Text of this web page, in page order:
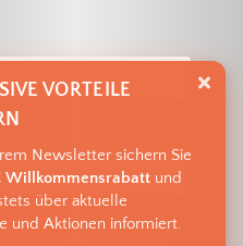
VORTEILE
Newsletter sichern Sie
Willkommensrabatt und
über aktuelle
und Aktionen informiert.